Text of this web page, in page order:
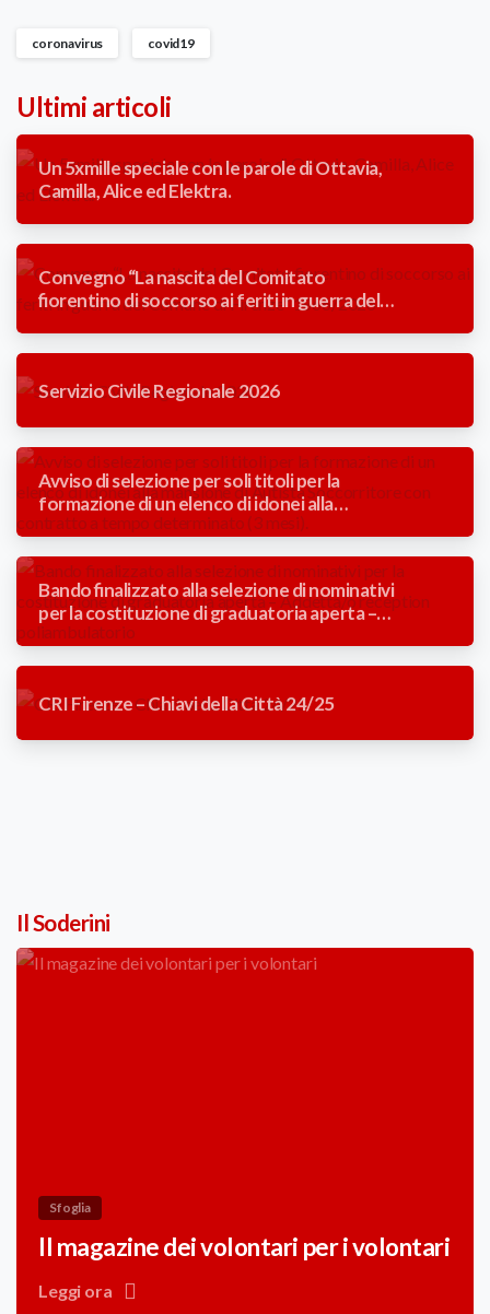
coronavirus covid19
Ultimi articoli
Un 5xmille speciale con le parole di Ottavia,
Camilla, Alice ed Elektra.
Convegno “La nascita del Comitato
fiorentino di soccorso ai feriti in guerra del
Servizio Civile Regionale 2026
Avviso di selezione per soli titoli per la
formazione di un elenco di idonei alla
mansione di Autista Soccorritore con
Bando finalizzato alla selezione di nominativi
per la costituzione di graduatoria aperta –
Addetta/o reception poliambulatorio
CRI Firenze – Chiavi della Città 24/25
Il Soderini
Sfoglia
Il magazine dei volontari per i volontari
Leggi ora